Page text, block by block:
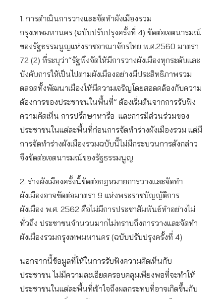
1. การดำเนินการวางและจัดทำผังเมืองรวม
กรุงเทพมหานคร (ฉบับปรับปรุงครั้งที่ 4) ขัดต่อเจตนารมณ์
ของรัฐธรรมนูญแห่งราชอาณาจักรไทย พ.ศ.2560 มาตรา
72 (2) ที่ระบุว่า“รัฐพึงจัดให้มีการวางผังเมืองทุกระดับและ
บังคับการให้เป็นไปตามผังเมืองอย่างมีประสิทธิภาพรวม
ตลอดทั้งพัฒนาเมืองให้มีความเจริญโดยสอดคล้องกับความ
ต้องการของประชาชนในพื้นที่” ต้องเริ่มต้นจากการรับฟัง
ความคิดเห็น การปรึกษาหารือ และการมีส่วนร่วมของ
ประชาชนในแต่ละพื้นที่ก่อนการจัดทำร่างผังเมืองรวม แต่มี
การจัดทำร่างผังเมืองรวมฉบับนี้ไม่มีกระบวนการดังกล่าว
จึงขัดต่อเจตนารมณ์ของรัฐธรรมนูญ
2. ร่างผังเมืองครั้งนี้ขัดต่อกฎหมายการวางและจัดทำ
ผังเมืองอาจขัดต่อมาตรา 9 แห่งพระราชบัญญัติการ
ผังเมือง พ.ศ. 2562 คือไม่มีการประชาสัมพันธ์ทำอย่างไม่
ทั่วถึง ประชาชนจำนวนมากไม่ทราบถึงการวางและจัดทำ
ผังเมืองรวมกรุงเทพมหานคร (ฉบับปรับปรุงครั้งที่ 4)
นอกจากนี้ข้อมูลที่ให้ในการรับฟังความคิดเห็นกับ
ประชาชน ไม่มีความละเอียดครอบคลุมเพียงพอที่จะทำให้
ประชาชนในแต่ละพื้นที่เข้าใจถึงผลกระทบที่อาจเกิดขึ้นกับ